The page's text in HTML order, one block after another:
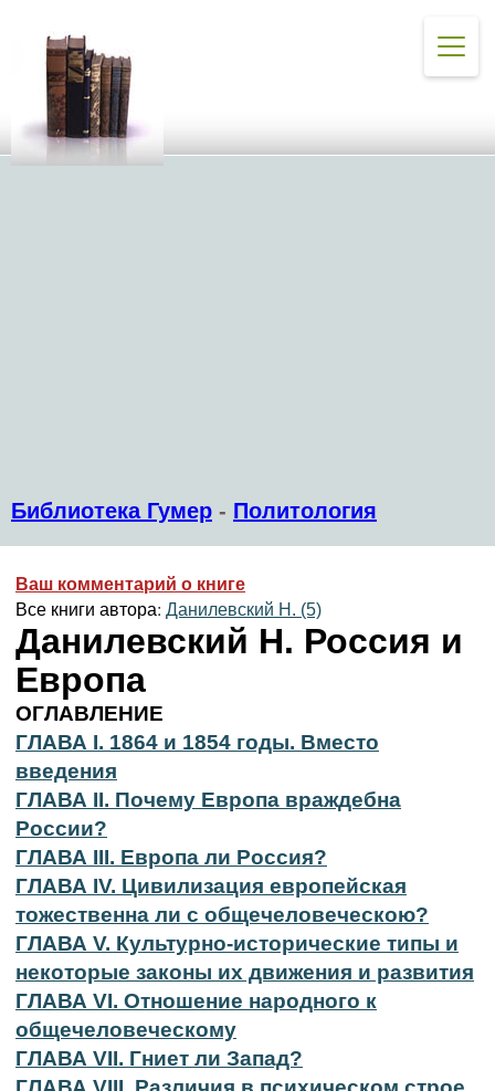
Библиотека Гумер - Политология
Ваш комментарий о книге
Все книги автора: Данилевский Н. (5)
Данилевский Н. Россия и
Европа
ОГЛАВЛЕНИЕ
ГЛАВА I. 1864 и 1854 годы. Вместо
введения
ГЛАВА II. Почему Европа враждебна
России?
ГЛАВА III. Европа ли Россия?
ГЛАВА IV. Цивилизация европейская
тожественна ли с общечеловеческою?
ГЛАВА V. Культурно-исторические типы и
некоторые законы их движения и развития
ГЛАВА VI. Отношение народного к
общечеловеческому
ГЛАВА VII. Гниет ли Запад?